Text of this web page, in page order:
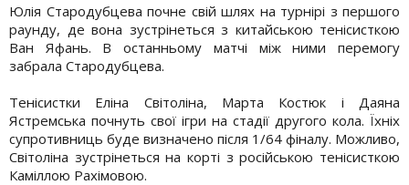
Юлія Стародубцева почне свій шлях на турнірі з першого
раунду, де вона зустрінеться з китайською тенісисткою
Ван Яфань. В останньому матчі між ними перемогу
забрала Стародубцева.
Тенісистки Еліна Світоліна, Марта Костюк і Даяна
Ястремська почнуть свої ігри на стадії другого кола. Їхніх
супротивниць буде визначено після 1/64 фіналу. Можливо,
Світоліна зустрінеться на корті з російською тенісисткою
Каміллою Рахімовою.